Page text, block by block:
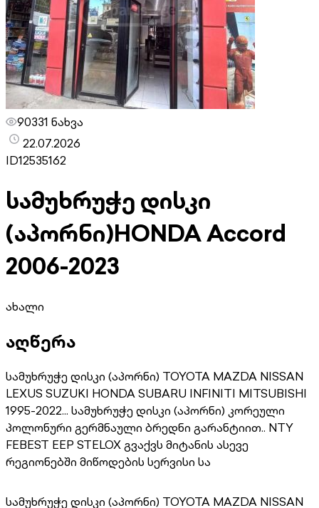
90331 ნახვა
22.07.2026
ID12535162
სამუხრუჭე დისკი
(აპორნი)HONDA Accord
2006-2023
ახალი
აღწერა
სამუხრუჭე დისკი (აპორნი) TOYOTA MAZDA NISSAN
LEXUS SUZUKI HONDA SUBARU INFINITI MITSUBISHI
1995-2022... სამუხრუჭე დისკი (აპორნი) კორეული
პოლონური გერმნაული ბრედნი გარანტიით.. NTY
FEBEST EEP STELOX გვაქვს მიტანის ასევე
რეგიონებში მიწოდების სერვისი სა
სამუხრუჭე დისკი (აპორნი) TOYOTA MAZDA NISSAN